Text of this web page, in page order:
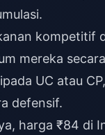
kompetitif
mereka
UC atau
defensif.
harga ₹84 di